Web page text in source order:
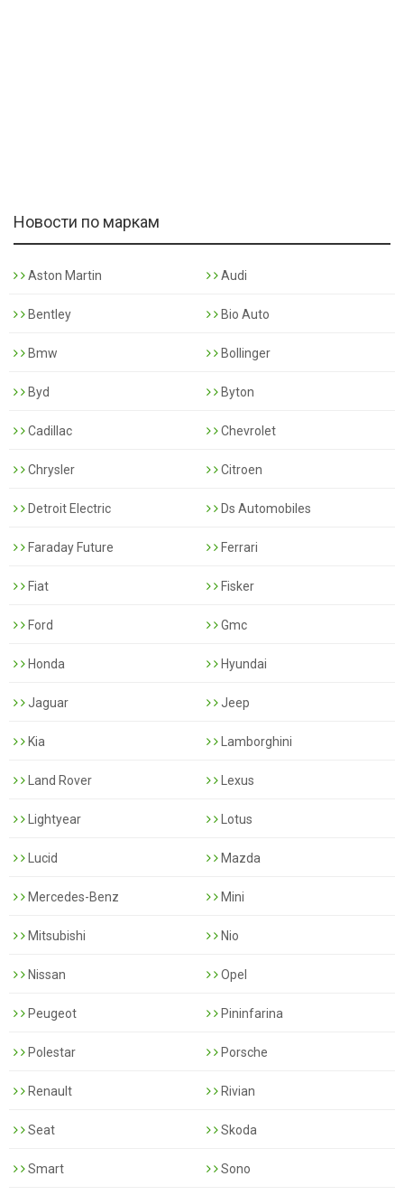
Новости по маркам
Aston Martin Audi
Bentley Bio Auto
Bmw Bollinger
Byd Byton
Cadillac Chevrolet
Chrysler Citroen
Detroit Electric Ds Automobiles
Faraday Future Ferrari
Fiat Fisker
Ford Gmc
Honda Hyundai
Jaguar Jeep
Kia Lamborghini
Land Rover Lexus
Lightyear Lotus
Lucid Mazda
Mercedes-Benz Mini
Mitsubishi Nio
Nissan Opel
Peugeot Pininfarina
Polestar Porsche
Renault Rivian
Seat Skoda
Smart Sono